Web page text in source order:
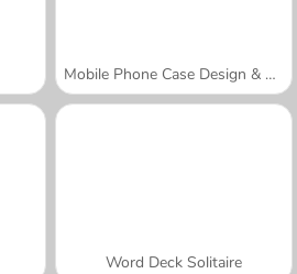
Mobile Phone Case Design & DIY
Word Deck Solitaire